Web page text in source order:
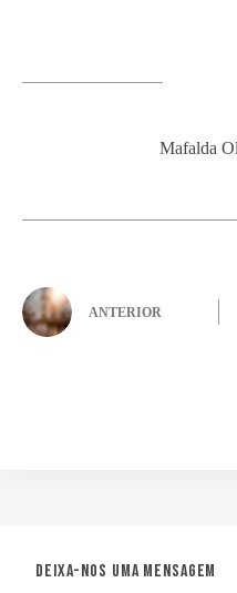
Mafalda
ANTERIOR
Deixa-nos uma mensagem